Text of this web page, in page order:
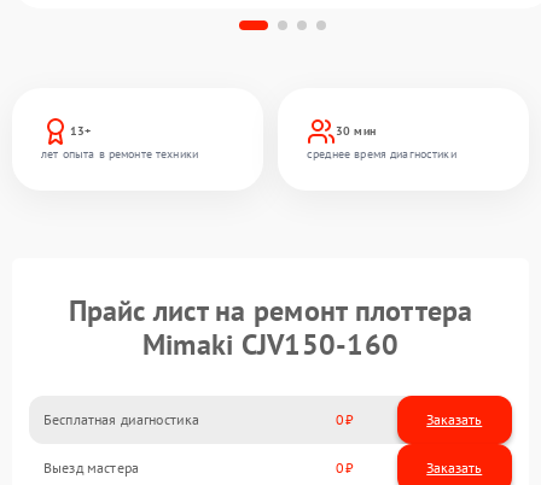
13+
лет опыта в ремонте техники
30 мин
среднее время диагностики
Прайс лист на ремонт плоттера
Mimaki CJV150-160
Бесплатная диагностика 0 Заказать
Выезд мастера 0 Заказать